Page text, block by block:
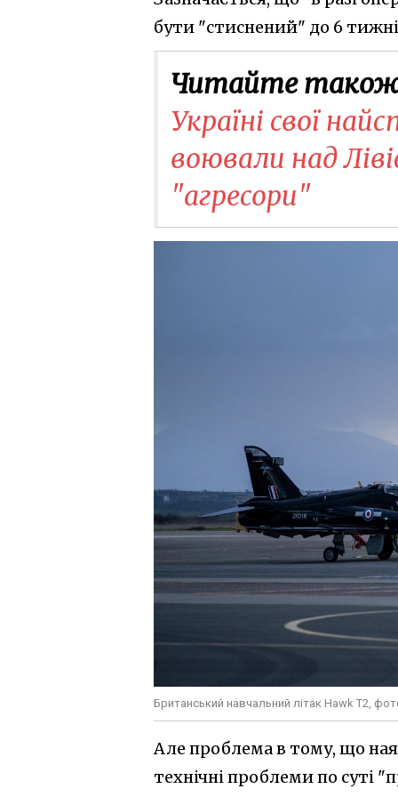
бути "стиснений" до 6
Читайте
Україні свої
воювали над
"агресори"
Британський навчальний літак Hawk T2,
Але проблема в тому, що
технічні проблеми по суті